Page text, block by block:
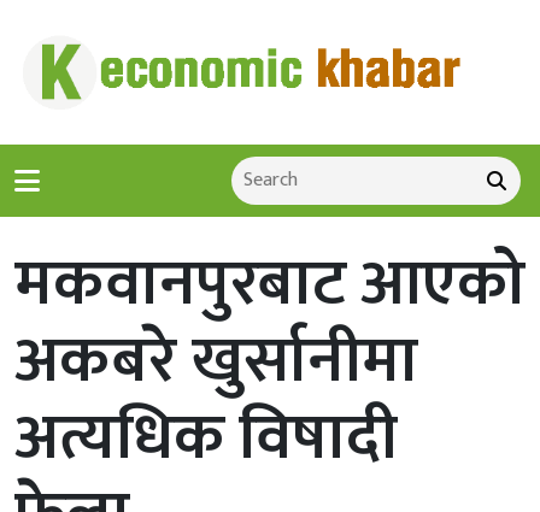
मकवानपुरबाट आएको
अकबरे खुर्सानीमा
अत्यधिक विषादी